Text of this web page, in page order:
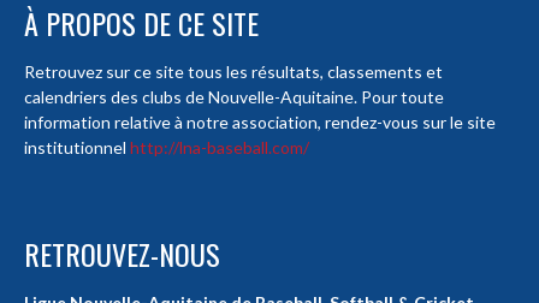
À PROPOS DE CE SITE
Retrouvez sur ce site tous les résultats, classements et
calendriers des clubs de Nouvelle-Aquitaine. Pour toute
information relative à notre association, rendez-vous sur le site
institutionnel http://lna-baseball.com/
RETROUVEZ-NOUS